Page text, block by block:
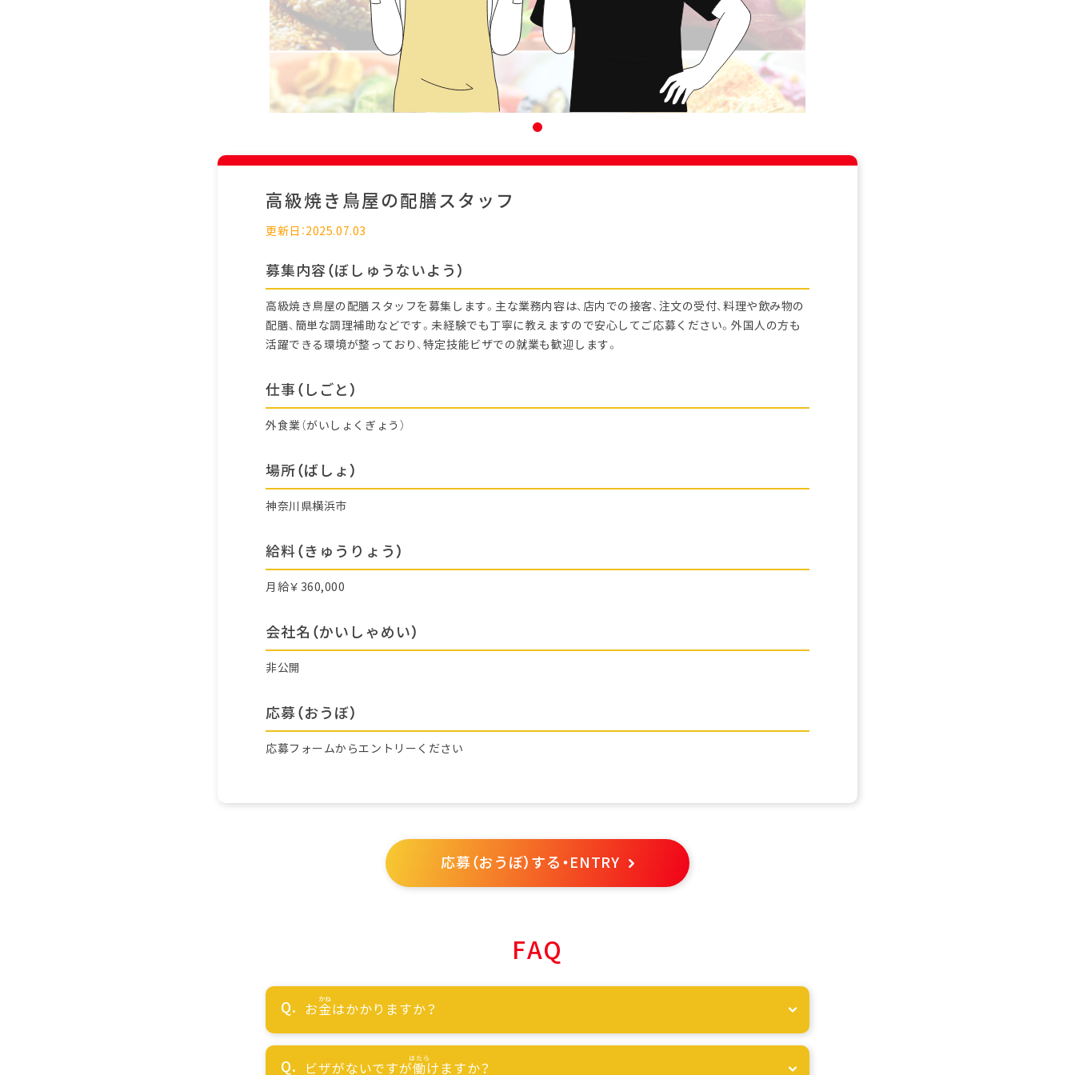
高級焼き鳥屋の配膳スタッフ
更新日：2025.07.03
募集内容（ぼしゅうないよう）
高級焼き鳥屋の配膳スタッフを募集します。主な業務内容は、店内での接客、注文の受付、料理や飲み物の
配膳、簡単な調理補助などです。未経験でも丁寧に教えますので安心してご応募ください。外国人の方も
活躍できる環境が整っており、特定技能ビザでの就業も歓迎します。
仕事（しごと）
外食業（がいしょくぎょう）
場所（ばしょ）
神奈川県横浜市
給料（きゅうりょう）
月給￥360,000
会社名（かいしゃめい）
非公開
応募（おうぼ）
応募フォームからエントリーください
応募（おうぼ）する・ENTRY
FAQ
お金はかかりますか？
ビザがないですが働けますか？